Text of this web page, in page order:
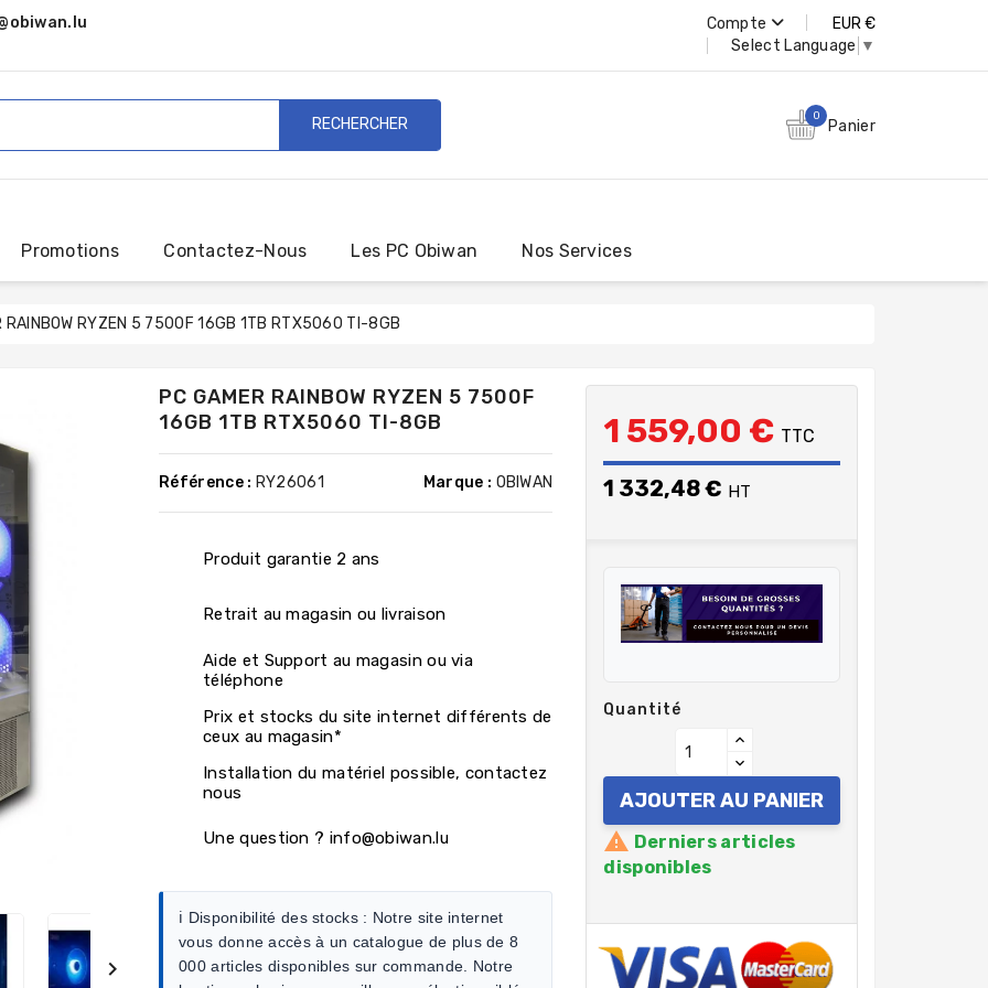
Compte
EUR €
Select Language ▼
RECHERCHER 0
Panier
Promotions Contactez-Nous Les PC Obiwan Nos Services
RAINBOW RYZEN 5 7500F 16GB 1TB RTX5060 TI-8GB

PC GAMER RAINBOW RYZEN 5 7500F
16GB 1TB RTX5060 TI-8GB
Référence : RY26061 Marque : OBIWAN
Produit garantie 2 ans
Retrait au magasin ou livraison
Aide et Support au magasin ou via
téléphone
Prix et stocks du site internet différents de
ceux au magasin*
Installation du matériel possible, contactez
nous
Une question ? info@obiwan.lu
ℹ️ Disponibilité des stocks : Notre site internet
vous donne accès à un catalogue de plus de 8
000 articles disponibles sur commande. Notre
1 559,00 € TTC
1 332,48 € HT
Quantité
AJOUTER AU PANIER
 Derniers articles
disponibles